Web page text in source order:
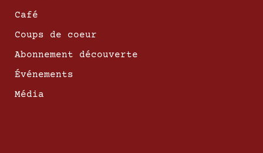
Café
Coups de coeur
Abonnement découverte
Événements
Média